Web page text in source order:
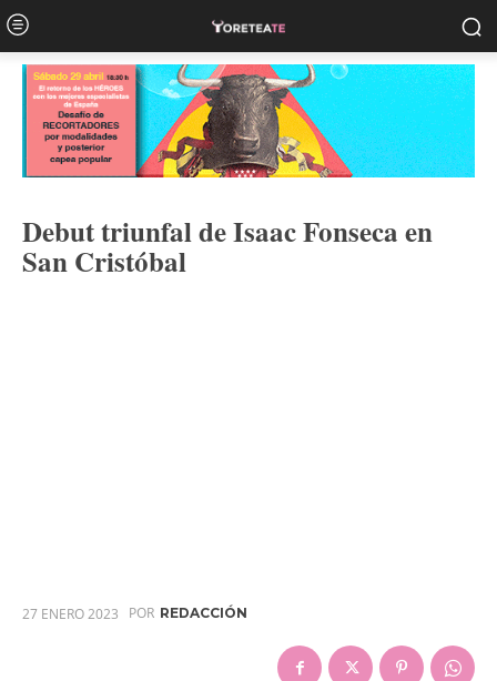
Debut triunfal de Isaac Fonseca en
San Cristóbal
27 ENERO 2023 POR REDACCIÓN